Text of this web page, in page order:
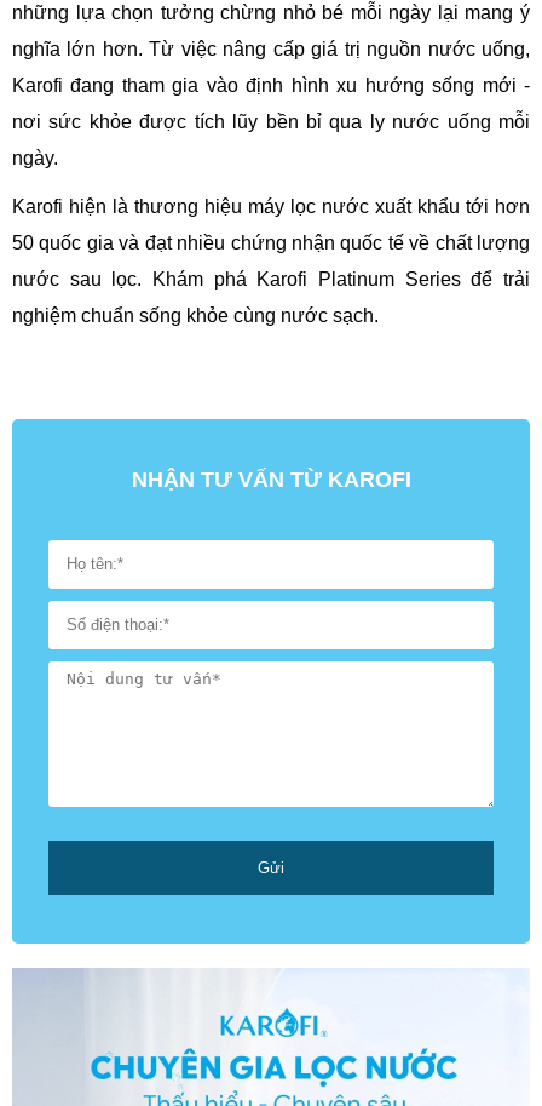
những lựa chọn tưởng chừng nhỏ bé mỗi ngày lại mang ý
nghĩa lớn hơn. Từ việc nâng cấp giá trị nguồn nước uống,
Karofi đang tham gia vào định hình xu hướng sống mới -
nơi sức khỏe được tích lũy bền bỉ qua ly nước uống mỗi
ngày.
Karofi hiện là thương hiệu máy lọc nước xuất khẩu tới hơn
50 quốc gia và đạt nhiều chứng nhận quốc tế về chất lượng
nước sau lọc. Khám phá Karofi Platinum Series để trải
nghiệm chuẩn sống khỏe cùng nước sạch.
NHẬN TƯ VẤN TỪ KAROFI
Gửi